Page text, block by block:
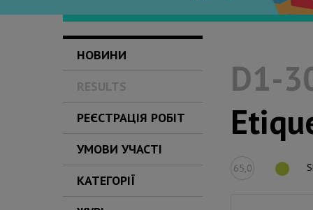
НОВИНИ
RESULTS
РЕЄСТРАЦІЯ РОБІТ
УМОВИ УЧАСТІ
КАТЕГОРІЇ
D1-
65,0